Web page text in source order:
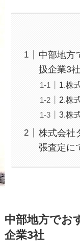
中部地方
扱企業3社
1.株
2.株
3.株
株式会社
張査定に
中部地方でお
企業3社